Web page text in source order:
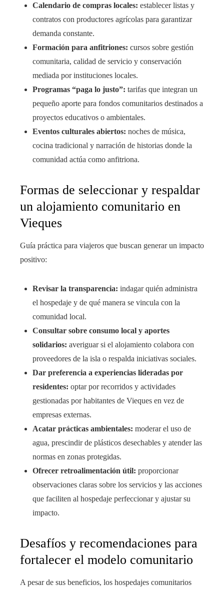
Calendario de compras locales: establecer listas y
contratos con productores agrícolas para garantizar
demanda constante.
Formación para anfitriones: cursos sobre gestión
comunitaria, calidad de servicio y conservación
mediada por instituciones locales.
Programas “paga lo justo”: tarifas que integran un
pequeño aporte para fondos comunitarios destinados a
proyectos educativos o ambientales.
Eventos culturales abiertos: noches de música,
cocina tradicional y narración de historias donde la
comunidad actúa como anfitriona.
Formas de seleccionar y respaldar
un alojamiento comunitario en
Vieques
Guía práctica para viajeros que buscan generar un impacto
positivo:
Revisar la transparencia: indagar quién administra
el hospedaje y de qué manera se vincula con la
comunidad local.
Consultar sobre consumo local y aportes
solidarios: averiguar si el alojamiento colabora con
proveedores de la isla o respalda iniciativas sociales.
Dar preferencia a experiencias lideradas por
residentes: optar por recorridos y actividades
gestionadas por habitantes de Vieques en vez de
empresas externas.
Acatar prácticas ambientales: moderar el uso de
agua, prescindir de plásticos desechables y atender las
normas en zonas protegidas.
Ofrecer retroalimentación útil: proporcionar
observaciones claras sobre los servicios y las acciones
que faciliten al hospedaje perfeccionar y ajustar su
impacto.
Desafíos y recomendaciones para
fortalecer el modelo comunitario
A pesar de sus beneficios, los hospedajes comunitarios